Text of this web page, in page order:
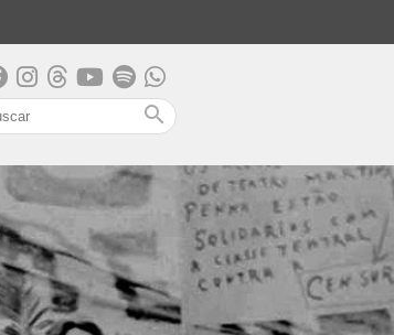
search